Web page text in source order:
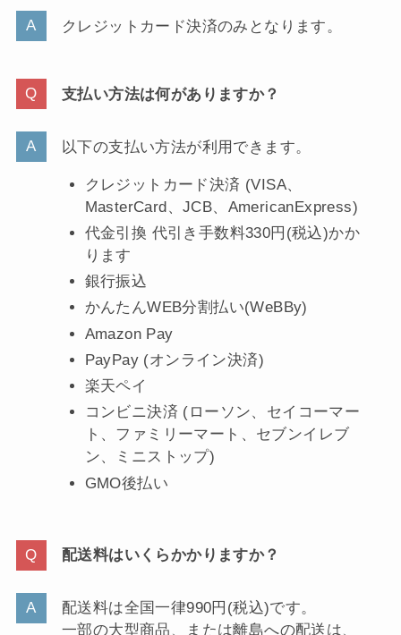
クレジットカード決済のみとなります。
支払い方法は何がありますか？
以下の支払い方法が利用できます。
クレジットカード決済 (VISA、
MasterCard、JCB、AmericanExpress)
代金引換 代引き手数料330円(税込)かか
ります
銀行振込
かんたんWEB分割払い(WeBBy)
Amazon Pay
PayPay (オンライン決済)
楽天ペイ
コンビニ決済 (ローソン、セイコーマー
ト、ファミリーマート、セブンイレブ
ン、ミニストップ)
GMO後払い
配送料はいくらかかりますか？
配送料は全国一律990円(税込)です。
一部の大型商品、または離島への配送は、